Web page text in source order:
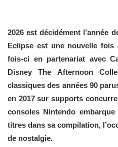
2026 est décidément l’année
Eclipse est une nouvelle fois
fois-ci en partenariat avec
Disney The Afternoon
classiques des années 90
en 2017 sur supports
consoles Nintendo
titres dans sa compilation,
de nostalgie.